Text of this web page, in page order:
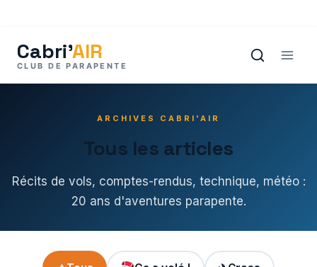
contenu
ARCHIVES CABRI'AIR
Tous les articles
Récits de vols, comptes-rendus, technique, météo :
20 ans d'aventures parapente.